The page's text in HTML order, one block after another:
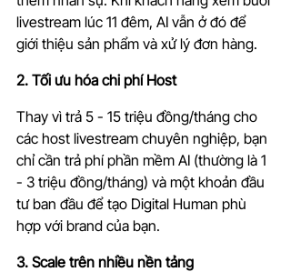
livestream lúc 11 đêm, AI vẫn ở đó để
giới thiệu sản phẩm và xử lý đơn hàng.
2. Tối ưu hóa chi phí Host
Thay vì trả 5 - 15 triệu đồng/tháng cho
các host livestream chuyên nghiệp, bạn
chỉ cần trả phí phần mềm AI (thường là 1
- 3 triệu đồng/tháng) và một khoản đầu
tư ban đầu để tạo Digital Human phù
hợp với brand của bạn.
3. Scale trên nhiều nền tảng